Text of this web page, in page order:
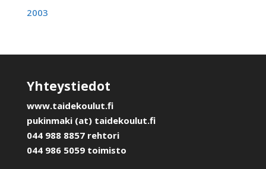
2003
Yhteystiedot
www.taidekoulut.fi
pukinmaki (at) taidekoulut.fi
044 988 8857 rehtori
044 986 5059 toimisto